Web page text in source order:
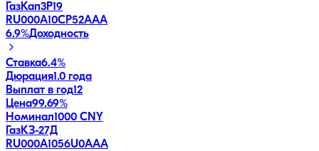
ГазКап3P19
RU000A10CP52AAA
6.9%Доходность
Ставка6.4%
Дюрация1.0 года
Выплат в год12
Цена99.69%
Номинал1000 CNY
ГазКЗ-27Д
RU000A1056U0AAA